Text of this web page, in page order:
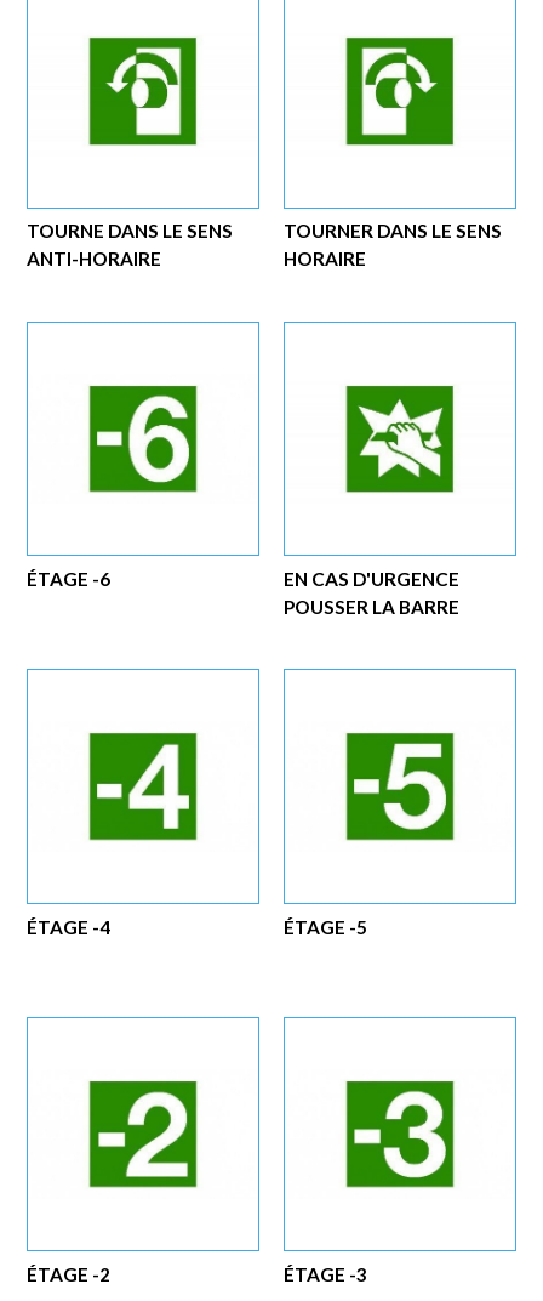
TOURNER DANS LE SENS
HORAIRE
TOURNE DANS LE SENS
ANTI-HORAIRE
EN CAS D'URGENCE
POUSSER LA BARRE
ÉTAGE -6
ÉTAGE -5
ÉTAGE -4
ÉTAGE -3
ÉTAGE -2